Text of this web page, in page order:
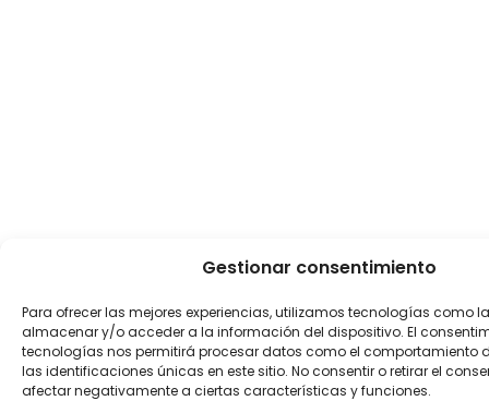
Gestionar consentimiento
Para ofrecer las mejores experiencias, utilizamos tecnologías como
almacenar y/o acceder a la información del dispositivo. El
tecnologías nos permitirá procesar datos como el comportamiento
las identificaciones únicas en este sitio. No consentir o retirar el
afectar negativamente a ciertas características y funciones.